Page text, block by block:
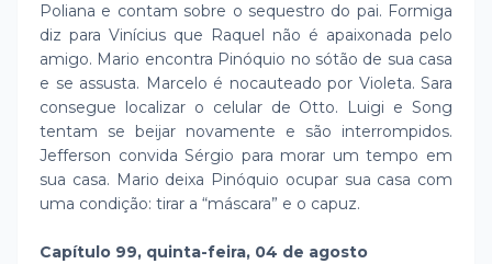
Poliana e contam sobre o sequestro do pai. Formiga
diz para Vinícius que Raquel não é apaixonada pelo
amigo. Mario encontra Pinóquio no sótão de sua casa
e se assusta. Marcelo é nocauteado por Violeta. Sara
consegue localizar o celular de Otto. Luigi e Song
tentam se beijar novamente e são interrompidos.
Jefferson convida Sérgio para morar um tempo em
sua casa. Mario deixa Pinóquio ocupar sua casa com
uma condição: tirar a “máscara” e o capuz.
Capítulo 99, quinta-feira, 04 de agosto